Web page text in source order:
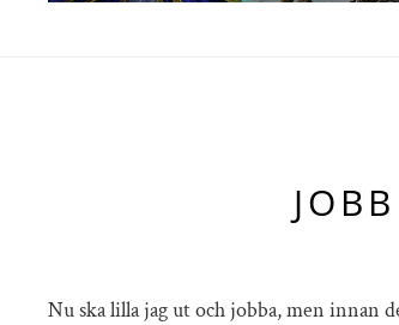
Nu ska lilla jag ut och jobba, men innan